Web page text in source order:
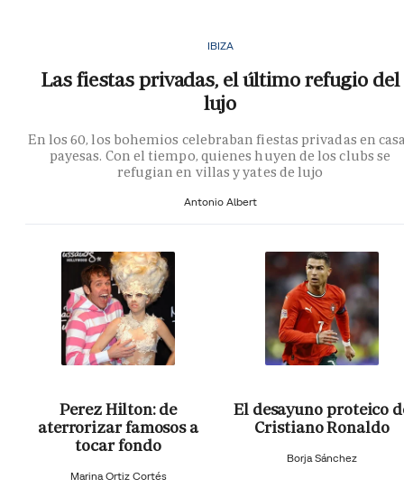
IBIZA
Las fiestas privadas, el último refugio del
lujo
En los 60, los bohemios celebraban fiestas privadas en
payesas. Con el tiempo, quienes huyen de los clubs se
refugian en villas y yates de lujo
Antonio Albert
Perez Hilton: de
aterrorizar famosos a
tocar fondo
Marina Ortiz Cortés
El desayuno proteico
Cristiano Ronaldo
Borja Sánchez